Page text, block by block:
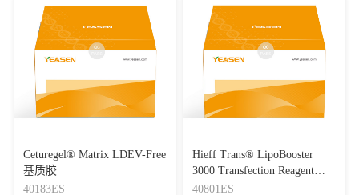
endogenous target genes directly converts human foreskin
fibroblasts into Leydig-like cells
Journal：JOURNAL OF CELLULAR AND MOLECULAR
MEDICINE
DOI：10.1111/jcmm.14470 | IF：4.66
[15]
Biological and molecular mechanisms of dual resistance to
fludioxonil and tebuconazole in a Fusarium graminearum field
isolate from China
10.1002/ps.70683
| IF：4.2
[16] Homology-independent genome integration enables rapid
library construction for enzyme expression and pathway
Ceturegel® Matrix LDEV-Free
基质胶
40183ES
Hieff Trans® LipoBooster
3000 Transfection Reagent
Lipo3000转染试剂
40801ES